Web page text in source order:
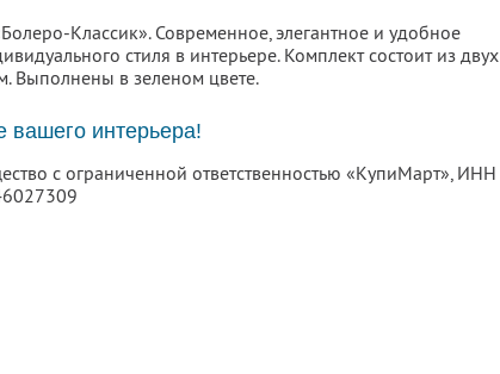
Классик». Современное, элегантное и удобное
стиля в интерьере. Комплект состоит из двух
Выполнены в зеленом цвете.
вашего интерьера!
с ограниченной ответственностью «КупиМарт», ИНН